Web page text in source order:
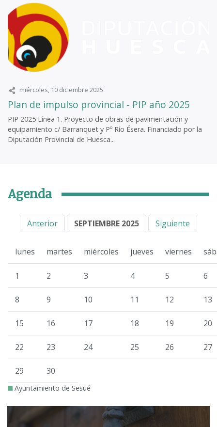
miércoles, 10 diciembre 2025
Plan de impulso provincial - PIP año 2025
PIP 2025 Línea 1. Proyecto de obras de pavimentación y
equipamiento c/ Barranquet y Pº Río Ésera. Financiado por la
Diputación Provincial de Huesca...
Agenda
Anterior SEPTIEMBRE 2025 Siguiente
lunes martes miércoles jueves viernes
1 2 3 4 5 6
8 9 10 11 12 13
15 16 17 18 19 20
22 23 24 25 26 27
29 30
Ayuntamiento de Sesué